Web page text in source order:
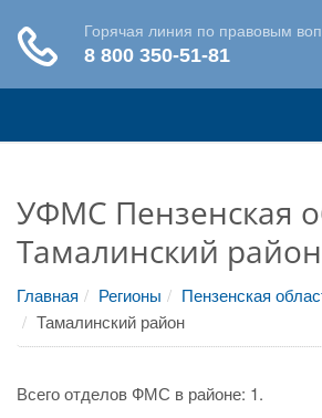
УФМС Пензенская
Тамалинский район
Главная Регионы
Пензенская
Тамалинский район
Всего отделов ФМС в районе: 1.